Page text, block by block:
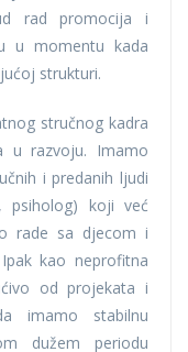
rad promocija i
u momentu kada
strukturi.
stručnog kadra
u razvoju. Imamo
i predanih ljudi
psiholog) koji već
rade sa djecom i
kao neprofitna
od projekata i
imamo stabilnu
dužem periodu